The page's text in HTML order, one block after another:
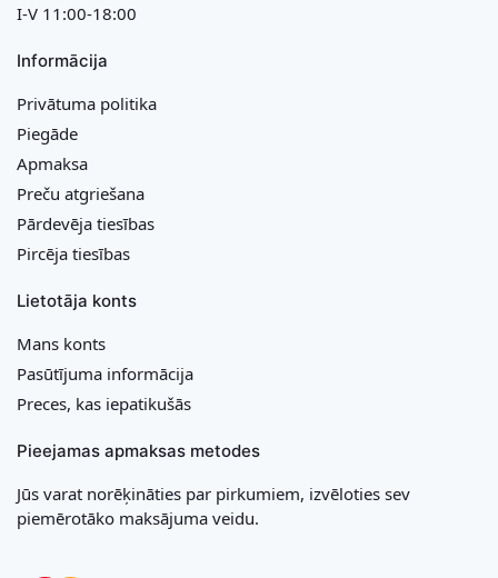
I-V 11:00-18:00
Informācija
Privātuma politika
Piegāde
Apmaksa
Preču atgriešana
Pārdevēja tiesības
Pircēja tiesības
Lietotāja konts
Mans konts
Pasūtījuma informācija
Preces, kas iepatikušās
Pieejamas apmaksas metodes
Jūs varat norēķināties par pirkumiem, izvēloties sev
piemērotāko maksājuma veidu.